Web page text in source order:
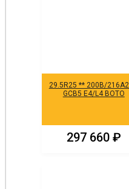
29.5R25 ** 200B/
GCB5 E4/L4 BOTO
297 660 ₽